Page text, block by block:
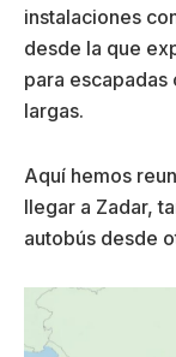
instalaciones
desde la que
para escapadas
largas.
Aquí hemos
llegar a Zadar,
autobús desde